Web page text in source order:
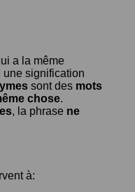
a la même
une signification
sont des mots
chose.
, la phrase ne
à: